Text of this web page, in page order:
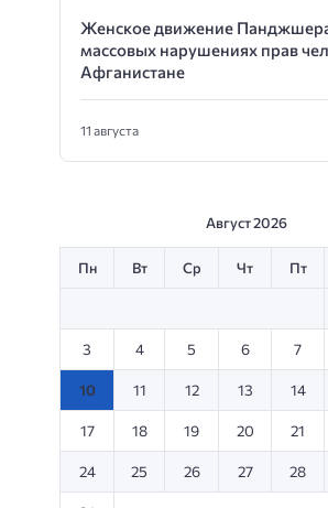
Женское движение
массовых нарушениях прав
Афганистане
11 августа
Август 2026
Пн Вт Ср Чт Пт
3 4 5 6 7
10 11 12 13 14
17 18 19 20 21
24 25 26 27 28